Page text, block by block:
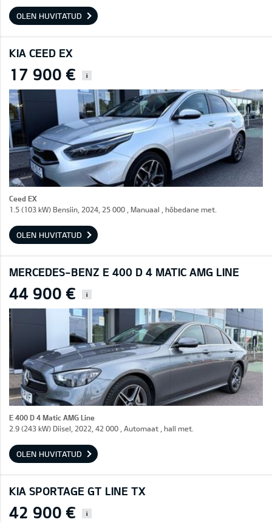
OLEN HUVITATUD
KIA CEED EX
17 900 € i
Ceed EX
1.5 (103 kW) Bensiin, 2024, 25 000 , Manuaal , hõbedane met.
OLEN HUVITATUD
MERCEDES-BENZ E 400 D 4 MATIC AMG LINE
44 900 € i
E 400 D 4 Matic AMG Line
2.9 (243 kW) Diisel, 2022, 42 000 , Automaat , hall met.
OLEN HUVITATUD
KIA SPORTAGE GT LINE TX
42 900 € i